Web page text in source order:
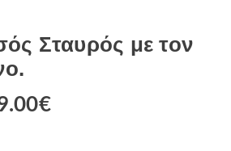
Σταυρός με τον
€Η